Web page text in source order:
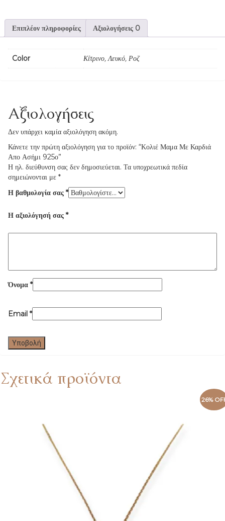
Επιπλέον πληροφορίες Αξιολογήσεις 0
Color Κίτρινο, Λευκό, Ροζ
Αξιολογήσεις
Δεν υπάρχει καμία αξιολόγηση ακόμη.
Κάνετε την πρώτη αξιολόγηση για το προϊόν: “Κολιέ Μαμα Με Καρδιά
Απο Ασήμι 925ο”
Η ηλ. διεύθυνση σας δεν δημοσιεύεται. Τα υποχρεωτικά πεδία
σημειώνονται με *
Η βαθμολογία σας *
Η αξιολόγησή σας *
Όνομα *
Email *
Σχετικά προϊόντα
26%